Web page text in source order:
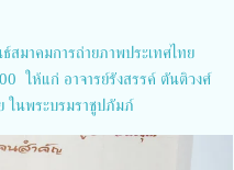
มาคมการถ่ายภาพประเทศไทย
ให้แก่ อาจารย์รังสรรค์ ตันติวงศ์
ในพระบรมราชูปภัมภ์